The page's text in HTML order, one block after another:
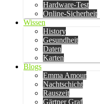
Hardware-Test
Online-Sicherheit
Wissen
History
Gesundheit
Daten
Karten
Blogs
Emma Amour
Nachtschicht
Rauszeit
Gärtner Graf